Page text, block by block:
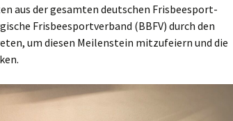
aus der gesam­ten deut­schen Fris­bee­s­port-
Fris­bee­s­port­ver­band (BBFV) durch den
um die­sen Mei­len­stein mit­zu­fei­ern und die